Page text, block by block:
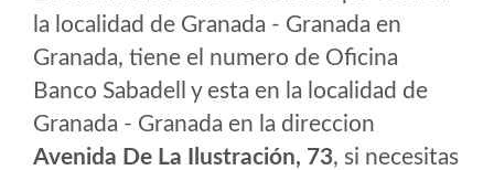
la localidad de Granada - Granada en
Granada, tiene el numero de Oficina
Banco Sabadell y esta en la localidad de
Granada - Granada en la direccion
Avenida De La Ilustración, 73, si necesitas